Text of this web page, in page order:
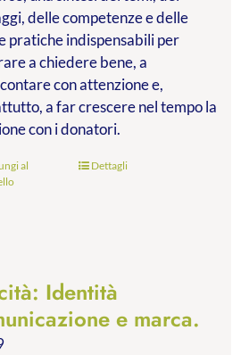
delle competenze e delle
pratiche indispensabili per
a chiedere bene, a
con attenzione e,
a far crescere nel tempo la
con i donatori.
al
Dettagli
Identità
e marca.